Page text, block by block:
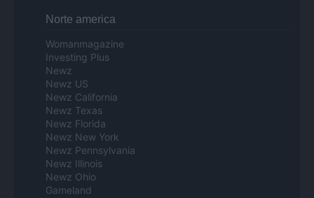
Norte america
Womanmagazine
Investing Plus
Newz
Newz US
Newz California
Newz Texas
Newz Florida
Newz New York
Newz Pennsylvania
Newz Illinois
Newz Ohio
Gameland